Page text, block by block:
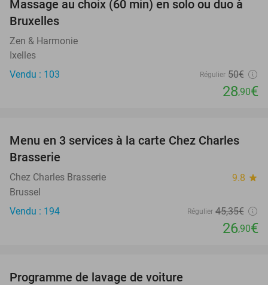
42%
Massage au choix (60 min) en solo ou duo à
Bruxelles
Zen & Harmonie
Ixelles
Vendu : 103
Régulier 50€
28,90€
41%
Menu en 3 services à la carte Chez Charles
Brasserie
Chez Charles Brasserie 9.8 star
Brussel
Vendu : 194
Régulier 45,35€
26,90€
Programme de lavage de voiture